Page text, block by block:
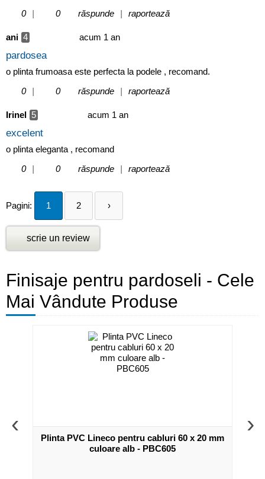
0 | 0 răspunde | raportează
ani 4 acum 1 an
pardosea
o plinta frumoasa este perfecta la podele , recomand.
0
| 0 răspunde | raportează
Irinel 5 acum 1 an
excelent
o plinta eleganta , recomand
0
| 0 răspunde | raportează
Pagini: 1 2 ›
scrie un review
Finisaje pentru pardoseli - Cele
Mai Vândute Produse
‹
Plinta PVC Lineco pentru cabluri 60 x 20 mm
culoare alb - PBC605
›